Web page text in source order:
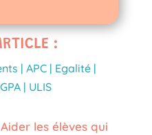
:
| APC| Egalité|
| ULIS
les élèves qui